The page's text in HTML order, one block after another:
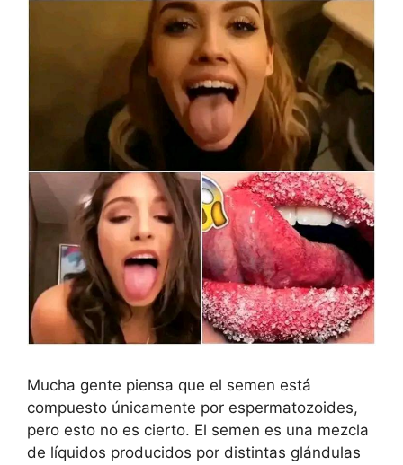
Mucha gente piensa que el semen está
compuesto únicamente por espermatozoides,
pero esto no es cierto. El semen es una mezcla
de líquidos producidos por distintas glándulas